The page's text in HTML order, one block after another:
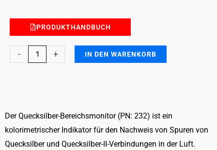
PRODUKTHANDBUCH
-
Area
+ IN DEN WARENKORB
Der Quecksilber-Bereichsmonitor (PN: 232) ist ein
kolorimetrischer Indikator für den Nachweis von Spuren von
Quecksilber und Quecksilber-II-Verbindungen in der Luft.